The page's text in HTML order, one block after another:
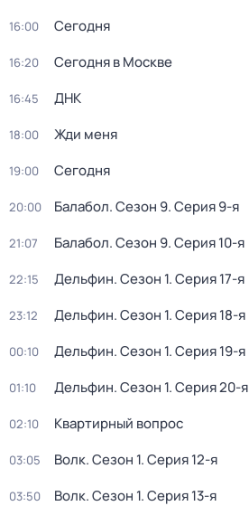
16:00 Сегодня
16:20 Сегодня в Москве
16:45 ДНК
18:00 Жди меня
19:00 Сегодня
20:00 Балабол. Сезон 9. Серия 9-я
21:07 Балабол. Сезон 9. Серия 10-я
22:15 Дельфин. Сезон 1. Серия 17-я
23:12 Дельфин. Сезон 1. Серия 18-я
00:10 Дельфин. Сезон 1. Серия 19-я
01:10 Дельфин. Сезон 1. Серия 20-я
02:10 Квартирный вопрос
03:05 Волк. Сезон 1. Серия 12-я
03:50 Волк. Сезон 1. Серия 13-я